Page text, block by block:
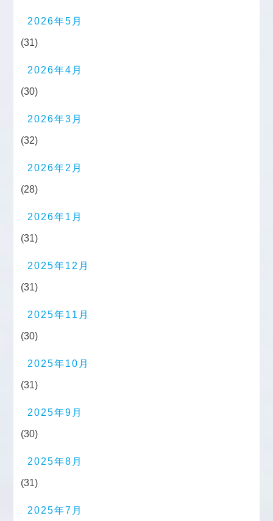
2026年5月
(31)
2026年4月
(30)
2026年3月
(32)
2026年2月
(28)
2026年1月
(31)
2025年12月
(31)
2025年11月
(30)
2025年10月
(31)
2025年9月
(30)
2025年8月
(31)
2025年7月